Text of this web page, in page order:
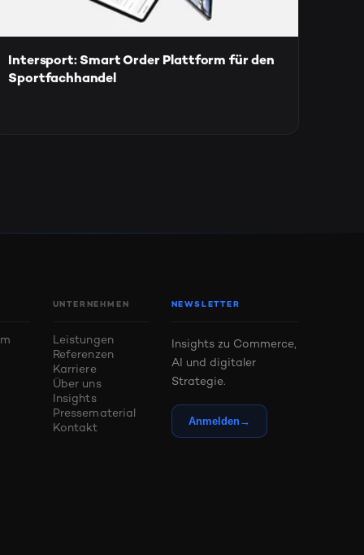
Intersport: Smart Order Plattform für den
Sportfachhandel
UNTERNEHMEN
Leistungen
Referenzen
Karriere
Über uns
Insights
Pressematerial
Kontakt
NEWSLETTER
Insights zu Commerce,
AI und digitaler
Strategie.
Anmelden→